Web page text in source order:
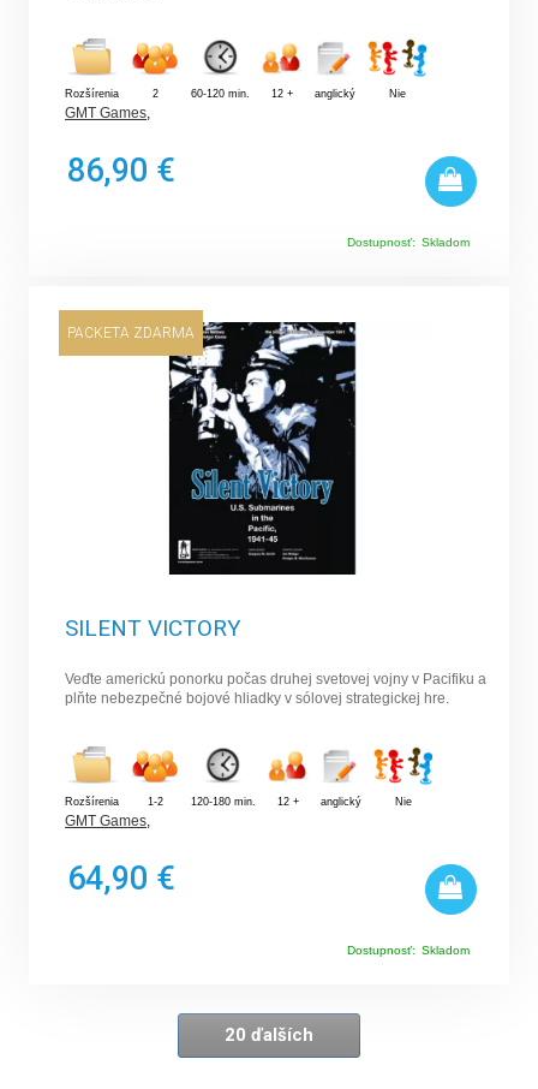
Rozšírenia 2 60-120 min. 12 + anglický Nie
GMT Games,
86,90 €
Dostupnosť: Skladom
PACKETA ZDARMA
SILENT VICTORY
Veďte americkú ponorku počas druhej svetovej vojny v Pacifiku a
plňte nebezpečné bojové hliadky v sólovej strategickej hre.
Rozšírenia 1-2 120-180 min. 12 + anglický Nie
GMT Games,
64,90 €
Dostupnosť: Skladom
20 ďalších